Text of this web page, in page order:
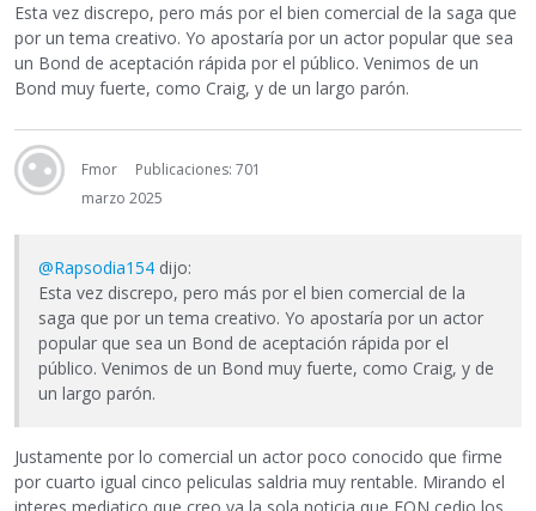
Esta vez discrepo, pero más por el bien comercial de la saga que
por un tema creativo. Yo apostaría por un actor popular que sea
un Bond de aceptación rápida por el público. Venimos de un
Bond muy fuerte, como Craig, y de un largo parón.
Fmor
Publicaciones: 701
marzo 2025
@Rapsodia154 dijo:
Esta vez discrepo, pero más por el bien comercial de la
saga que por un tema creativo. Yo apostaría por un actor
popular que sea un Bond de aceptación rápida por el
público. Venimos de un Bond muy fuerte, como Craig, y de
un largo parón.
Justamente por lo comercial un actor poco conocido que firme
por cuarto igual cinco peliculas saldria muy rentable. Mirando el
interes mediatico que creo ya la sola noticia que EON cedio los